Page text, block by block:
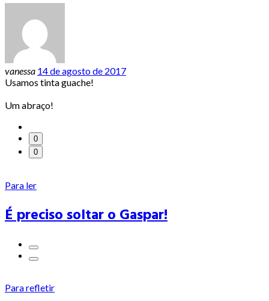
vanessa 14 de agosto de 2017
Usamos tinta guache!
Um abraço!
0
0
Para ler
É preciso soltar o Gaspar!
Para refletir